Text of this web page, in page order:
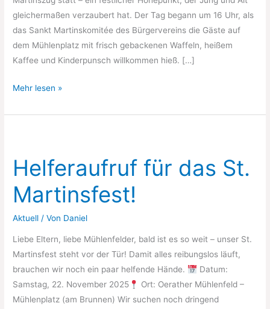
gleichermaßen verzaubert hat. Der Tag begann um 16 Uhr, als
das Sankt Martinskomitée des Bürgervereins die Gäste auf
dem Mühlenplatz mit frisch gebackenen Waffeln, heißem
Kaffee und Kinderpunsch willkommen hieß. […]
Erfolgreicher
Martinszug
Oerather
Mühlenfeld
Mehr lesen »
Helferaufruf für das St.
Martinsfest!
Aktuell / Von Daniel
Liebe Eltern, liebe Mühlenfelder, bald ist es so weit – unser St.
Martinsfest steht vor der Tür! Damit alles reibungslos läuft,
brauchen wir noch ein paar helfende Hände.
Datum:
Samstag, 22. November 2025
Ort: Oerather Mühlenfeld –
Mühlenplatz (am Brunnen) Wir suchen noch dringend